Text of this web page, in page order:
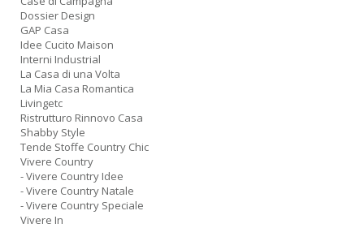
Dossier Design
GAP Casa
Idee Cucito Maison
Interni Industrial
La Casa di una Volta
La Mia Casa Romantica
Livingetc
Ristrutturo Rinnovo Casa
Shabby Style
Tende Stoffe Country Chic
Vivere Country
- Vivere Country Idee
- Vivere Country Natale
- Vivere Country Speciale
Vivere In